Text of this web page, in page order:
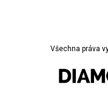
Všechna práva